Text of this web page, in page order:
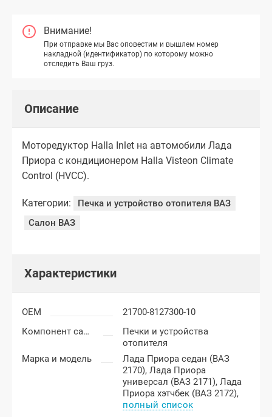
Внимание!
При отправке мы Вас оповестим и вышлем номер
накладной (идентификатор) по которому можно
отследить Ваш груз.
Описание
Моторедуктор Halla Inlet на автомобили Лада
Приора с кондиционером Halla Visteon Climate
Control (HVCC).
Категории:
Печка и устройство отопителя ВАЗ
Салон ВАЗ
Характеристики
OEM
21700-8127300-10
Компонент салона
Печки и устройства
отопителя
Марка и модель
Лада Приора седан (ВАЗ
2170),Лада Приора
универсал (ВАЗ 2171),Лада
Приора хэтчбек (ВАЗ 2172),
полный список